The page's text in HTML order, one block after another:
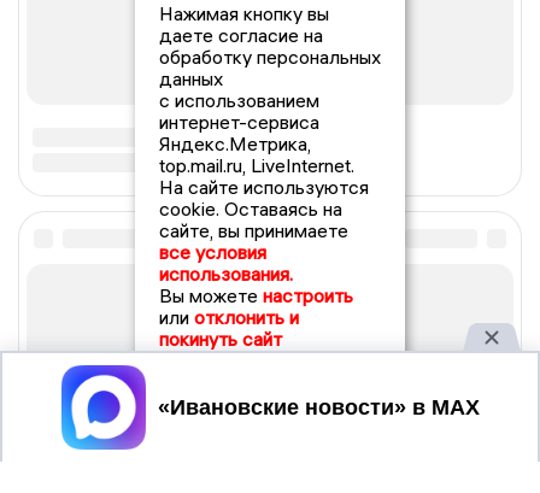
Нажимая кнопку вы
даете согласие на
обработку персональных
данных
с использованием
интернет-сервиса
Яндекс.Метрика,
top.mail.ru, LiveInternet.
На сайте используются
cookie. Оставаясь на
сайте, вы принимаете
все условия
использования.
Вы можете настроить
или отклонить и
покинуть сайт
Принять